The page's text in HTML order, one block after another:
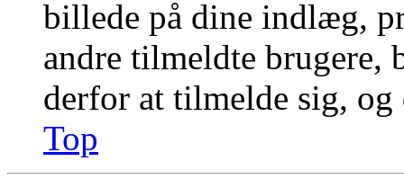
billede på dine indlæg,
andre tilmeldte brugere,
derfor at tilmelde sig,
Top